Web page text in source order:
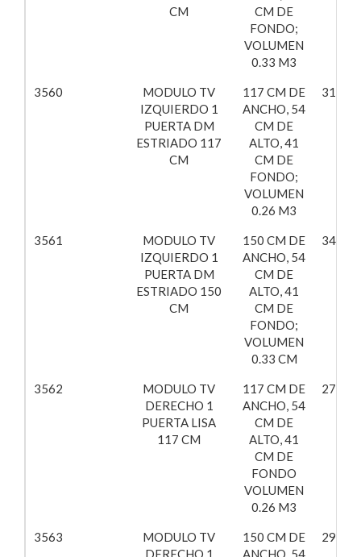
CM
CM DE
FONDO;
VOLUMEN
0.33 M3
3560
MODULO TV
IZQUIERDO 1
PUERTA DM
ESTRIADO 117
CM
117 CM DE
ANCHO, 54
CM DE
ALTO, 41
CM DE
FONDO;
VOLUMEN
0.26 M3
3561
MODULO TV
IZQUIERDO 1
PUERTA DM
ESTRIADO 150
CM
150 CM DE
ANCHO, 54
CM DE
ALTO, 41
CM DE
FONDO;
VOLUMEN
0.33 CM
3562
MODULO TV
DERECHO 1
PUERTA LISA
117 CM
117 CM DE
ANCHO, 54
CM DE
ALTO, 41
CM DE
FONDO
VOLUMEN
0.26 M3
3563
MODULO TV
DERECHO 1
150 CM DE
ANCHO, 54